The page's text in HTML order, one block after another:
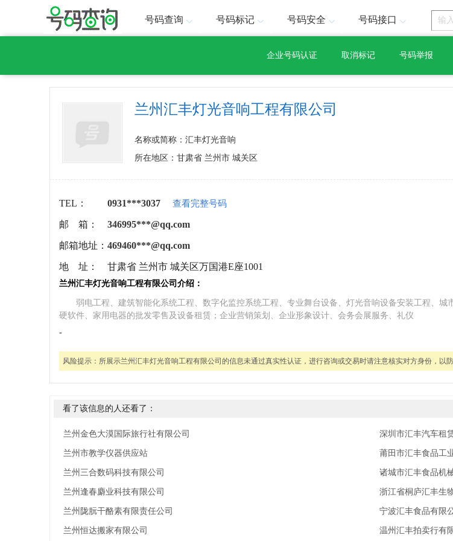
号码查询 号码标记 号码安全 号码接口
企业号码认证 取消标记 号码举报
兰州汇丰灯光音响工程有限公司
名称或简称：汇丰灯光音响
所在地区：甘肃省 兰州市 城关区
TEL： 0931***3037 查看完整号码
邮 箱： 346995***@qq.com
邮箱地址： 469460***@qq.com
地 址： 甘肃省 兰州市 城关区万国港E座1001
兰州汇丰灯光音响工程有限公司介绍：
弱电工程、建筑智能化系统工程、数字化监控系统工程、专业舞台设备、灯光音响设备安装工程、城
硬软件、家用电器的批发零售及设备租赁；企业营销策划、企业形象设计、会务会展服务、礼仪
-
风险提示： 所展示兰州汇丰灯光音响工程有限公司的信息未通过真实性认证，进行咨询或交易时请注意核实对方身份，以防
看了该信息的人还看了：
兰州金色大漠国际旅行社有限公司
兰州市教学仪器供应站
兰州三合数码科技有限公司
兰州逢春麝业科技有限公司
兰州陇朊干酪素有限责任公司
兰州恒达搬家有限公司
深圳市汇丰汽车租
莆田市汇丰食品工
诸城市汇丰食品机
浙江省桐庐汇丰生
宁波汇丰食品有限
温州汇丰拍卖行有